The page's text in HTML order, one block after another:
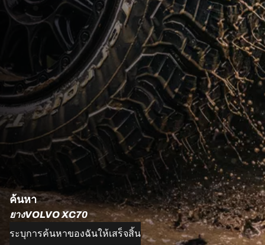
ค้นหา
ยางVOLVO XC70
ระบุการค้นหาของฉันให้เสร็จสิ้น